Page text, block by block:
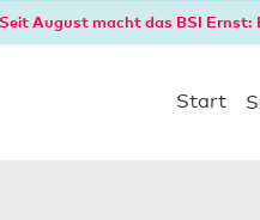
Seit August macht das BSI Ernst:
Start